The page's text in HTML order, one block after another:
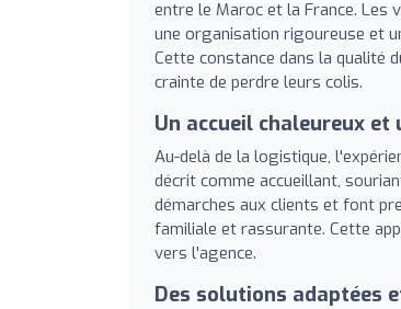
entre le Maroc et la France.
une organisation rigoureuse et
Cette constance dans la qualité
crainte de perdre leurs colis.
Un accueil chaleureux
Au-delà de la logistique,
décrit comme accueillant,
démarches aux clients et font
familiale et rassurante. Cette
vers l'agence.
Des solutions adaptées